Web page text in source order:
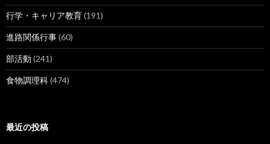
行学・キャリア教育(191)
進路関係行事(60)
部活動 (241)
食物調理科(474)
最近の投稿